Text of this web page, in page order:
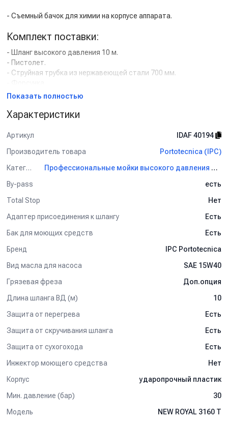
- Съемный бачок для химии на корпусе аппарата.
Комплект поставки:
- Шланг высокого давления 10 м.
- Пистолет.
- Струйная трубка из нержавеющей стали 700 мм.
Авторемонтные предприятия.
Мойка шасси.
Мойка двигателей.
Решение общих задач чистки на промышленных, коммунальных
и сельскохозяйственных предприятиях.
Показать полностью
Характеристики
Артикул
IDAF 40194
Производитель товара
Portotecnica (IPC)
Категория
Профессиональные мойки высокого давления Portotecnica (IPC)
By-pass
есть
Total Stop
Нет
Адаптер присоединения к шлангу
Есть
Бак для моющих средств
Есть
Бренд
IPC Portotecnica
Вид масла для насоса
SAE 15W40
Грязевая фреза
Доп.опция
Длина шланга ВД (м)
10
Защита от перегрева
Есть
Защита от скручивания шланга
Есть
Защита от сухогохода
Есть
Инжектор моющего средства
Нет
Корпус
ударопрочный пластик
Мин. давление (бар)
30
Модель
NEW ROYAL 3160 T